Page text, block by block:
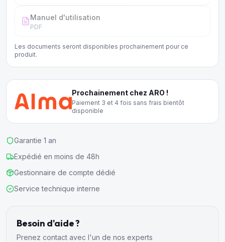
Manuel d'utilisation
PDF
Les documents seront disponibles prochainement pour ce
produit.
Prochainement chez ARO !
Paiement 3 et 4 fois sans frais bientôt
disponible
Garantie 1 an
Expédié en moins de 48h
Gestionnaire de compte dédié
Service technique interne
Besoin d'aide ?
Prenez contact avec l'un de nos experts